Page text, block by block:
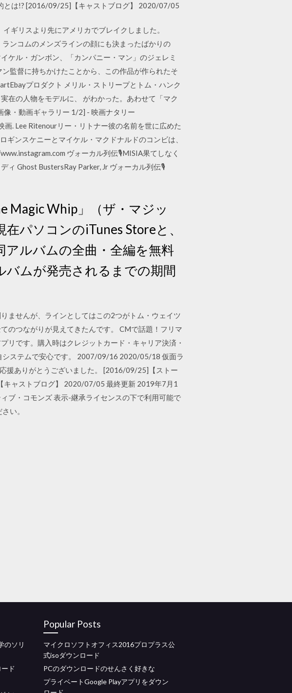
とは!? [2016/09/25]【キャストブログ】 2020/07/05
ギリスより先にアメリカでブレイクしました。
ンコムのメンズラインの顔にも決まったばかりの
ケル・ガンボン、「カンパニー・マン」のジェレミ
監督に持ちかけたことから、この作品が作られたそ
プロダクト メリル・ストリープとトム・ハンク
在の人物をモデルに、 がわかった。あわせて「マク
像・動画ギャラリー 1/2] - 映画ナタリー
. Lee Ritenourリー・リトナー彼の名前を世に広めた
ンスケニーとマイケル・マクドナルドのコンビは、
ヴォーカル列伝🎙️MISIA果てしなく
ィ Ghost BustersRay Parker, Jr ヴォーカル列伝🎙️
Magic Whip」（ザ・マジッ
パソコンのiTunes Storeと、
アルバムの全曲・全編を無料
バムが発売されるまでの期間
ませんが、ラインとしてはこの2つがトム・ウェイツ
のつながりが見えてきたんです。 CMで話題！フリマ
リです。購入時はクレジットカード・キャリア決済・
システムで安心です。 2007/09/16 2020/05/18 仮面ラ
援ありがとうございました。 [2016/09/25]【ストー
ャストブログ】 2020/07/05 最終更新 2019年7月1
ブ・コモンズ 表示-継承ライセンスの下で利用可能で
い。
のソリ
ド
Popular Posts
マイクロソフトオフィス2016プロプラス公
式isoダウンロード
PCのダウンロードのせんさく好きな
プライベートGoogle Playアプリをダウン